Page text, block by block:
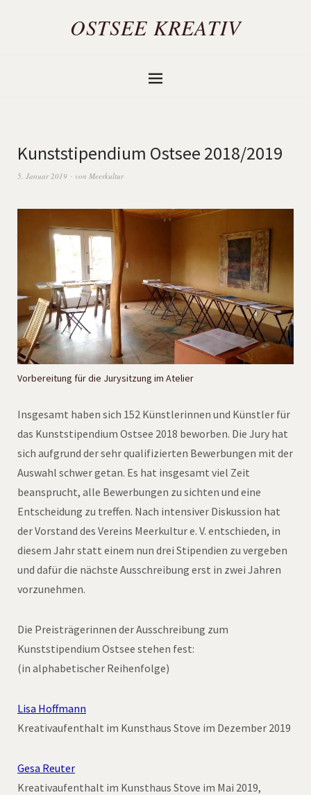
OSTSEE KREATIV
Kunststipendium Ostsee 2018/2019
5. Januar 2019 von Meerkultur
Vorbereitung für die Jurysitzung im Atelier
Insgesamt haben sich 152 Künstlerinnen und Künstler für
das Kunststipendium Ostsee 2018 beworben. Die Jury hat
sich aufgrund der sehr qualifizierten Bewerbungen mit der
Auswahl schwer getan. Es hat insgesamt viel Zeit
beansprucht, alle Bewerbungen zu sichten und eine
Entscheidung zu treffen. Nach intensiver Diskussion hat
der Vorstand des Vereins Meerkultur e. V. entschieden, in
diesem Jahr statt einem nun drei Stipendien zu vergeben
und dafür die nächste Ausschreibung erst in zwei Jahren
vorzunehmen.
Die Preisträgerinnen der Ausschreibung zum
Kunststipendium Ostsee stehen fest:
(in alphabetischer Reihenfolge)
Lisa Hoffmann
Kreativaufenthalt im Kunsthaus Stove im Dezember 2019
Gesa Reuter
Kreativaufenthalt im Kunsthaus Stove im Mai 2019,